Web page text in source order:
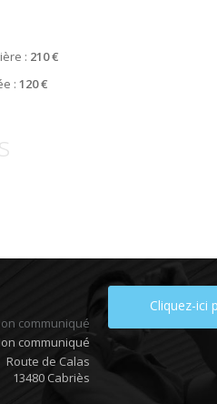
: 210 €
: 120 €
communiqué
communiqué
Route de Calas
13480 Cabriès
Cliquez-ici